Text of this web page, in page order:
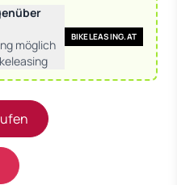
möglich
BIKELEASING.AT
Tab)
Tab)